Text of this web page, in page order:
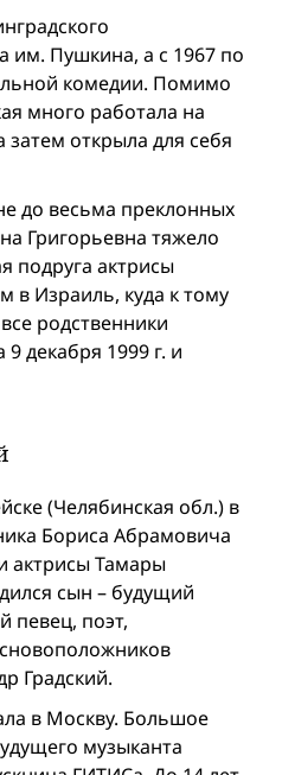
им. Пушкина, а с 1967 по
комедии. Помимо
много работала на
открыла для себя
до весьма преклонных
Григорьевна тяжело
подруга актрисы
в Израиль, куда к тому
родственники
декабря 1999 г. и
(Челябинская обл.) в
Бориса Абрамовича
актрисы Тамары
сын – будущий
певец, поэт,
Градский.
в Москву. Большое
музыканта